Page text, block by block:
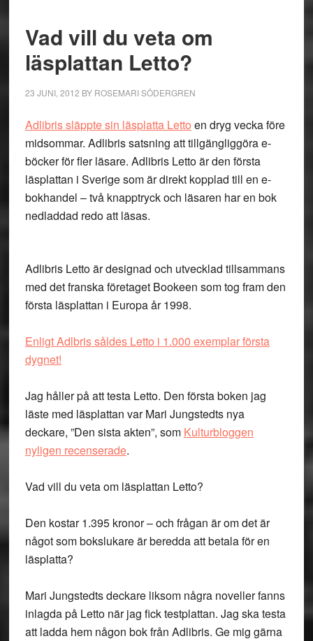
Vad vill du veta om
läsplattan Letto?
23 JUNI, 2012 BY ROSEMARI SÖDERGREN
Adlibris släppte sin läsplatta Letto en dryg vecka före
midsommar. Adlibris satsning att tillgängliggöra e-
böcker för fler läsare. Adlibris Letto är den första
läsplattan i Sverige som är direkt kopplad till en e-
bokhandel – två knapptryck och läsaren har en bok
nedladdad redo att läsas.
Adlibris Letto är designad och utvecklad tillsammans
med det franska företaget Bookeen som tog fram den
första läsplattan i Europa år 1998.
Enligt Adlbris såldes Letto i 1.000 exemplar första
dygnet!
Jag håller på att testa Letto. Den första boken jag
läste med läsplattan var Mari Jungstedts nya
deckare, ”Den sista akten”, som Kulturbloggen
nyligen recenserade.
Vad vill du veta om läsplattan Letto?
Den kostar 1.395 kronor – och frågan är om det är
något som bokslukare är beredda att betala för en
läsplatta?
Mari Jungstedts deckare liksom några noveller fanns
inlagda på Letto när jag fick testplattan. Jag ska testa
att ladda hem någon bok från Adlibris. Ge mig gärna